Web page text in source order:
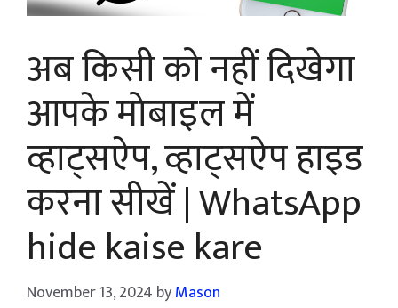
अब किसी को नहीं दिखेगा
आपके मोबाइल में
व्हाट्सऐप, व्हाट्सऐप हाइड
करना सीखें | WhatsApp
hide kaise kare
November 13, 2024 byMason